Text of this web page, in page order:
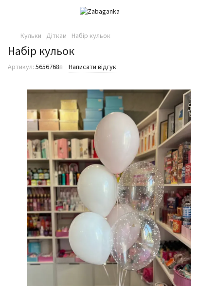
Кульки Діткам Набір кульок
Набір кульок
Артикул: 5656768п Написати відгук